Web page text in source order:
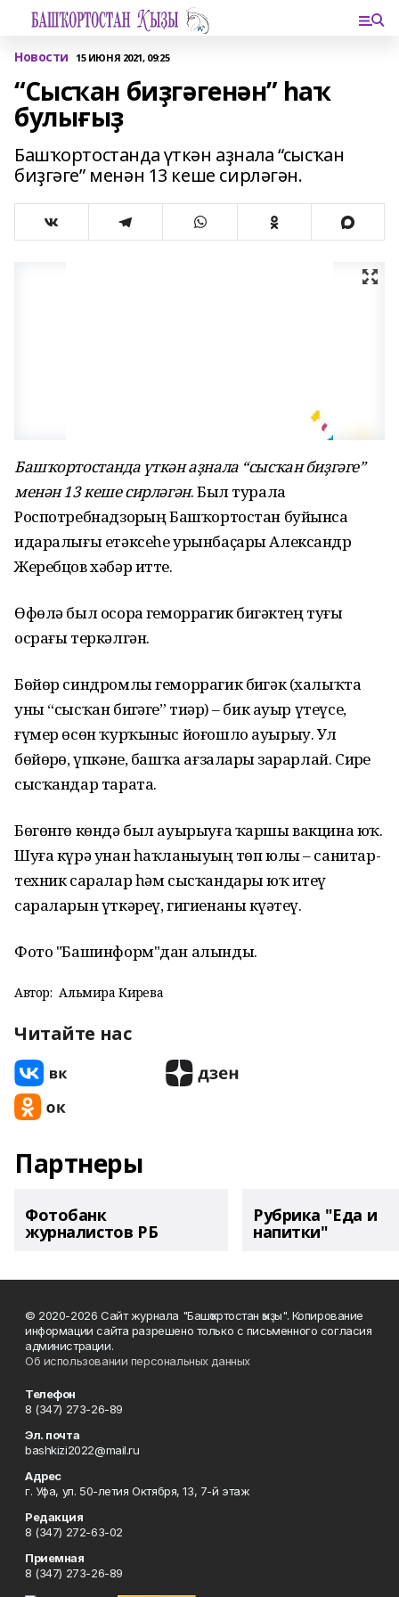
Новости 15 ИЮНЯ 2021, 09:25
“Сысҡан биҙгәгенән” һаҡ
булығыҙ
Башҡортостанда үткән аҙнала “сысҡан
биҙгәге” менән 13 кеше сирләгән.
Башҡортостанда үткән аҙнала “сысҡан биҙгәге”
менән 13 кеше сирләгән. Был турала
Роспотребнадзорҙың Башҡортостан буйынса
идаралығы етәксеһе урынбаҫары Александр
Жеребцов хәбәр итте.
Өфөлә был осорҙа геморрагик биҙгәктең туғыҙ
осрағы теркәлгән.
Бөйөр синдромлы геморрагик биҙгәк (халыҡта
уны “сысҡан биҙгәге” тиҙәр) – бик ауыр үтеүсе,
ғүмер өсөн ҡурҡыныс йоғошло ауырыу. Ул
бөйөрҙө, үпкәне, башҡа ағзаларҙы зарарлай. Сирҙе
сысҡандар тарата.
Бөгөнгө көндә был ауырыуға ҡаршы вакцина юҡ.
Шуға күрә унан һаҡланыуҙың төп юлы – санитар-
техник саралар һәм сысҡандарҙы юҡ итеү
сараларын үткәреү, гигиенаны күҙәтеү.
Фото "Башинформ"дан алынды.
Автор: Альмира Кирәева
Читайте нас
Партнеры
Фотобанк
журналистов РБ
Рубрика "Еда и
напитки"
© 2020-2026 Сайт журнала "Башҡортостан ҡыҙы". Копирование
информации сайта разрешено только с письменного согласия
администрации.
Об использовании персональных данных
Телефон
8 (347) 273-26-89
Эл. почта
bashkizi2022@mail.ru
Адрес
г. Уфа, ул. 50-летия Октября, 13, 7-й этаж
Редакция
8 (347) 272-63-02
Приемная
8 (347) 273-26-89